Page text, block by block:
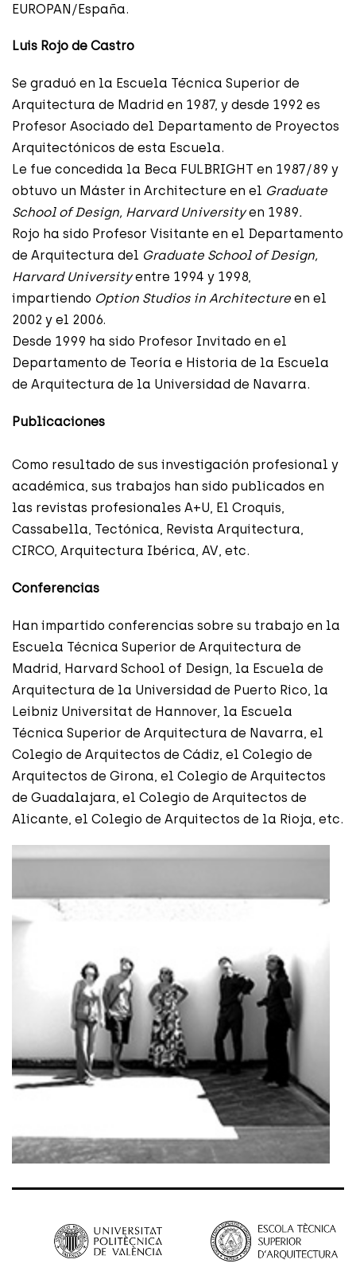
EUROPAN/España.
Luis Rojo de Castro
Se graduó en la Escuela Técnica Superior de
Arquitectura de Madrid en 1987, y desde 1992 es
Profesor Asociado del Departamento de Proyectos
Arquitectónicos de esta Escuela.
Le fue concedida la Beca FULBRIGHT en 1987/89 y
obtuvo un Máster in Architecture en el Graduate
School of Design, Harvard Universityen 1989.
Rojo ha sido Profesor Visitante en el Departamento
de Arquitectura del Graduate School of Design,
Harvard Universityentre 1994 y 1998,
impartiendo Option Studios in Architecture en el
2002 y el 2006.
Desde 1999 ha sido Profesor Invitado en el
Departamento de Teoría e Historia de la Escuela
de Arquitectura de la Universidad de Navarra.
Publicaciones
Como resultado de sus investigación profesional y
académica, sus trabajos han sido publicados en
las revistas profesionales A+U, El Croquis,
Cassabella, Tectónica, Revista Arquitectura,
CIRCO, Arquitectura Ibérica, AV, etc.
Conferencias
Han impartido conferencias sobre su trabajo en la
Escuela Técnica Superior de Arquitectura de
Madrid, Harvard School of Design, la Escuela de
Arquitectura de la Universidad de Puerto Rico, la
Leibniz Universitat de Hannover, la Escuela
Técnica Superior de Arquitectura de Navarra, el
Colegio de Arquitectos de Cádiz, el Colegio de
Arquitectos de Girona, el Colegio de Arquitectos
de Guadalajara, el Colegio de Arquitectos de
Alicante, el Colegio de Arquitectos de la Rioja, etc.